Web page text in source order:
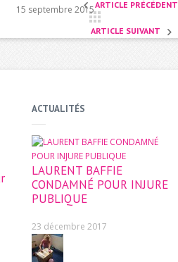
ARTICLE PRÉCÉDENT
ARTICLE SUIVANT
15 septembre 2015
ACTUALITÉS
LAURENT BAFFIE
CONDAMNÉ POUR INJURE
PUBLIQUE
23 décembre 2017